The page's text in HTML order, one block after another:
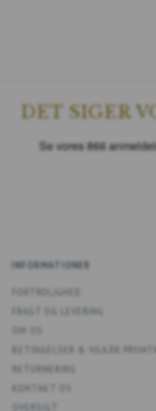
DET SIGER
INFORMATIONER
OM OS
KONTAKT OS